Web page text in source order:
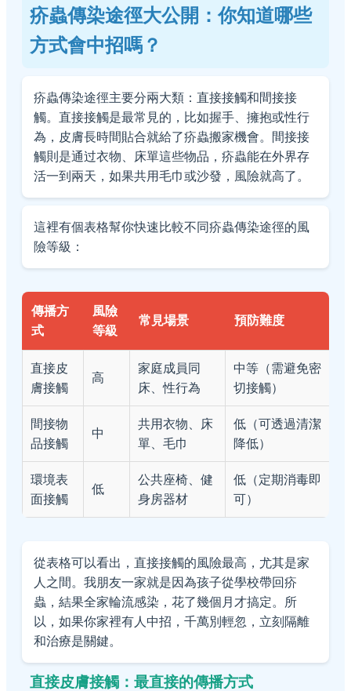
疥蟲傳染途徑大公開：你知道哪些
方式會中招嗎？
疥蟲傳染途徑主要分兩大類：直接接觸和間接接
觸。直接接觸是最常見的，比如握手、擁抱或性行
為，皮膚長時間貼合就給了疥蟲搬家機會。間接接
觸則是通过衣物、床單這些物品，疥蟲能在外界存
活一到兩天，如果共用毛巾或沙發，風險就高了。
這裡有個表格幫你快速比較不同疥蟲傳染途徑的風
險等級：
傳播方
式
風險
等級
常見場景 預防難度
直接皮
膚接觸
高
家庭成員同
床、性行為
中等（需避免密
切接觸）
間接物
品接觸
中
共用衣物、床
單、毛巾
低（可透過清潔
降低）
環境表
面接觸
低
公共座椅、健
身房器材
低（定期消毒即
可）
從表格可以看出，直接接觸的風險最高，尤其是家
人之間。我朋友一家就是因為孩子從學校帶回疥
蟲，結果全家輪流感染，花了幾個月才搞定。所
以，如果你家裡有人中招，千萬別輕忽，立刻隔離
和治療是關鍵。
直接皮膚接觸：最直接的傳播方式